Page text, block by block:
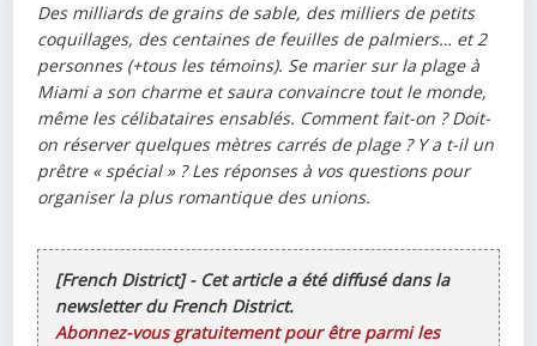
Des milliards de grains de sable, des milliers de petits
coquillages, des centaines de feuilles de palmiers… et 2
personnes (+tous les témoins). Se marier sur la plage à
Miami a son charme et saura convaincre tout le monde,
même les célibataires ensablés. Comment fait-on ? Doit-
on réserver quelques mètres carrés de plage ? Y a t-il un
prêtre « spécial» ? Les réponses à vos questions pour
organiser la plus romantique des unions.
[French District] - Cet article a été diffusé dans la
newsletter du French District.
Abonnez-vous gratuitement pour être parmi les